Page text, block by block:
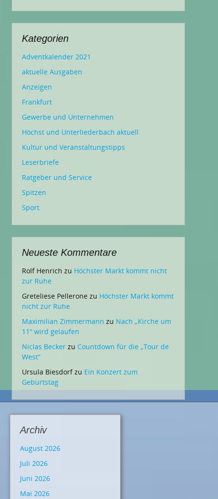
Kategorien
Adventkalender 2021
aktuelle Ausgaben
Anzeigen
Frankfurt
Gewerbe und Unternehmen
Höchst und Unterliederbach aktuell
Kultur und Veranstaltungstipps
Leserbriefe
Ratgeber und Service
Spitzen
Sport
Neueste Kommentare
Rolf Henrich zu Höchster Markt kommt nicht
zur Ruhe
Greteliese Pellerone zu Höchster Markt kommt
nicht zur Ruhe
Maximilian Zimmermann zu Nach „Kirche um
11“ wird gelaufen
Niclas Becker zu Countdown für die „Tour de
West“
Ursula Biesdorfzu Ein Konzert zum
Geburtstag
Archiv
August 2026
Juli 2026
Juni 2026
Mai 2026